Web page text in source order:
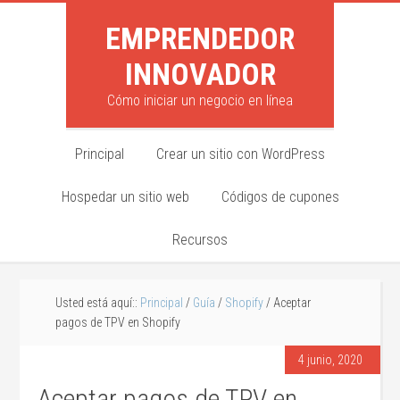
EMPRENDEDOR
INNOVADOR
Cómo iniciar un negocio en línea
Principal Crear un sitio con WordPress
Hospedar un sitio web Códigos de cupones
Recursos
Usted está aquí:: Principal / Guía / Shopify / Aceptar
pagos de TPV en Shopify
4 junio, 2020